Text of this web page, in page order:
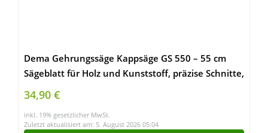
Dema Gehrungssäge Kappsäge GS 550 – 55 cm
Sägeblatt für Holz und Kunststoff, präzise Schnitte,
inkl. Sägeblatt, robust und vielseitig
34,90 €
inkl. 19% gesetzlicher MwSt.
Zuletzt aktualisiert am: 5. August 2026 05:04